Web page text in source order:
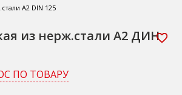
А2 DIN 125
из нерж.стали А2 ДИН
ПО ТОВАРУ